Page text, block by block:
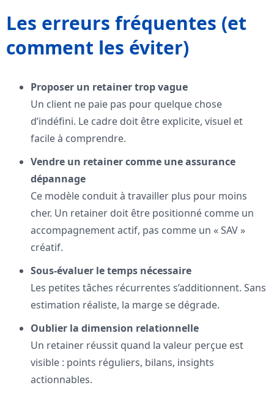
Les erreurs fréquentes (et
comment les éviter)
Proposer un retainer trop vague
Un client ne paie pas pour quelque chose
d’indéfini. Le cadre doit être explicite, visuel et
facile à comprendre.
Vendre un retainer comme une assurance
dépannage
Ce modèle conduit à travailler plus pour moins
cher. Un retainer doit être positionné comme un
accompagnement actif, pas comme un « SAV »
créatif.
Sous-évaluer le temps nécessaire
Les petites tâches récurrentes s’additionnent. Sans
estimation réaliste, la marge se dégrade.
Oublier la dimension relationnelle
Un retainer réussit quand la valeur perçue est
visible : points réguliers, bilans, insights
actionnables.